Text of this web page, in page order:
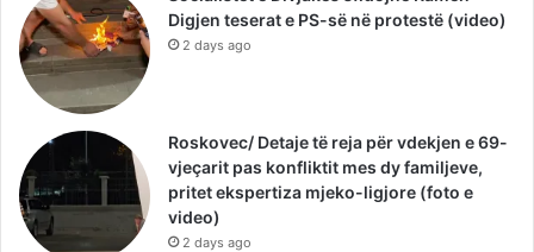
Digjen teserat e PS-së në protestë (video)
2 days ago
Roskovec/ Detaje të reja për vdekjen e 69-
vjeçarit pas konfliktit mes dy familjeve,
pritet ekspertiza mjeko-ligjore (foto e
video)
2 days ago